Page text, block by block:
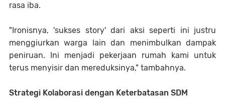
rasa iba.
"Ironisnya, 'sukses story' dari aksi seperti ini justru
menggiurkan warga lain dan menimbulkan dampak
peniruan. Ini menjadi pekerjaan rumah kami untuk
terus menyisir dan mereduksinya," tambahnya.
Strategi Kolaborasi dengan Keterbatasan SDM